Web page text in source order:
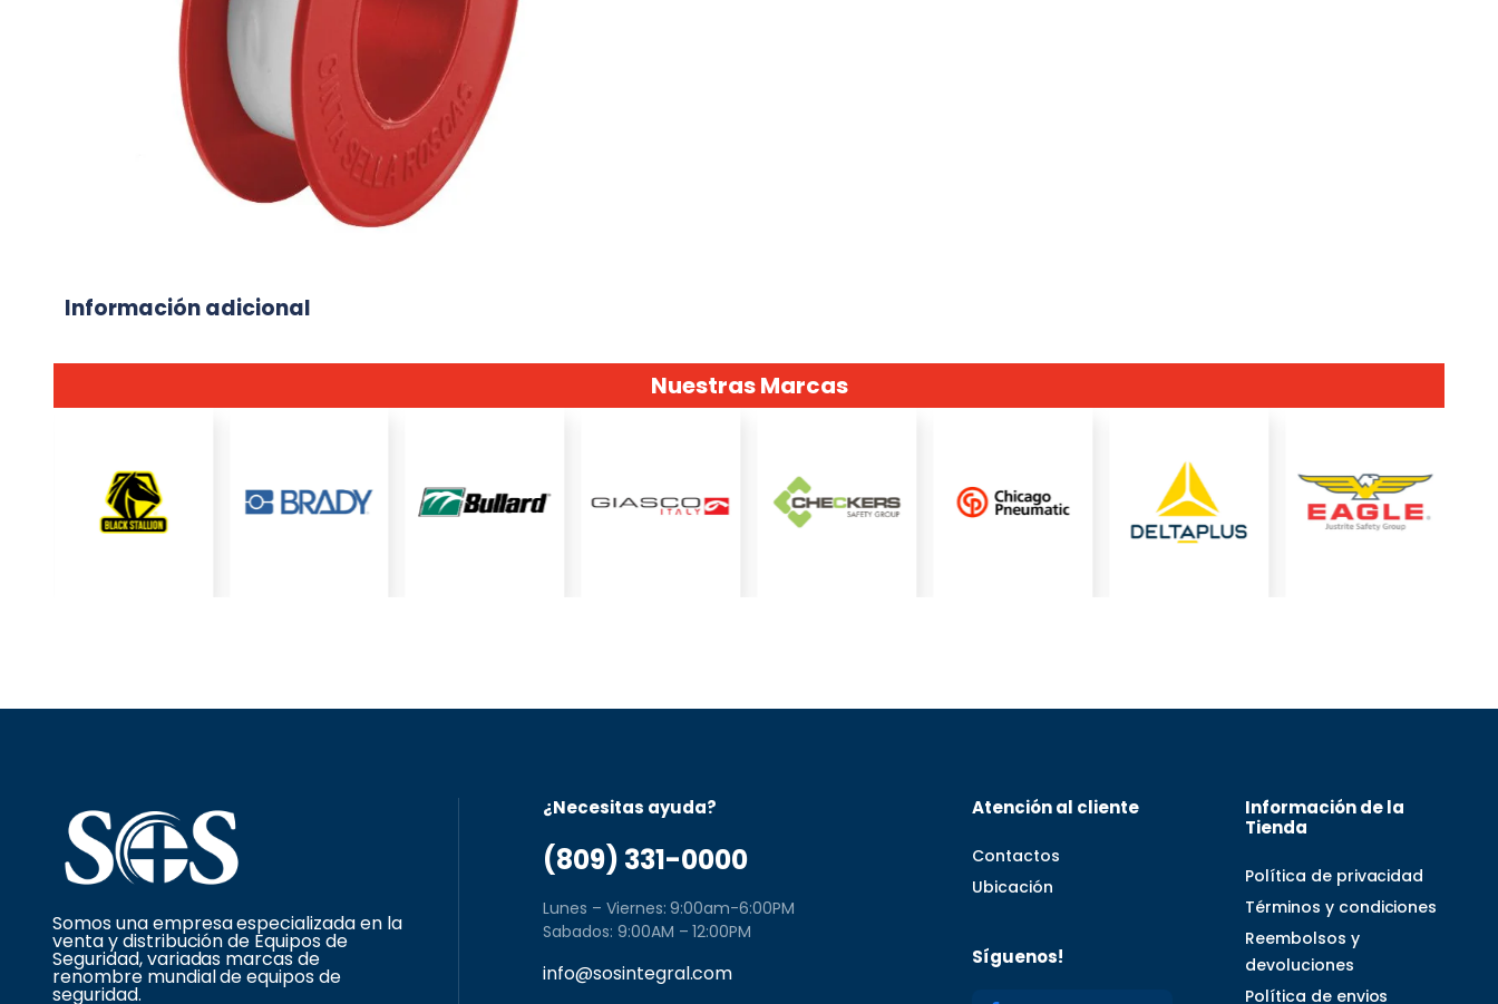
Información adicional
Nuestras Marcas
Somos una empresa especializada en la
venta y distribución de Equipos de
Seguridad, variadas marcas de
renombre mundial de equipos de
seguridad.
¿Necesitas ayuda?
(809) 331-0000
Lunes – Viernes: 9:00am-6:00PM
Sabados: 9:00AM – 12:00PM
info@sosintegral.com
Atención al cliente
Contactos
Ubicación
Síguenos!
Información de la
Tienda
Política de privacidad
Términos y condiciones
Reembolsos y
devoluciones
Política de envios